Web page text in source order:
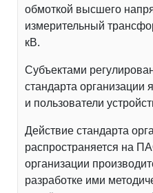
обмоткой высшего
измерительный
кВ.
Субъектами
стандарта организации
и пользователи
Действие стандарта
распространяется на
организации
разработке ими